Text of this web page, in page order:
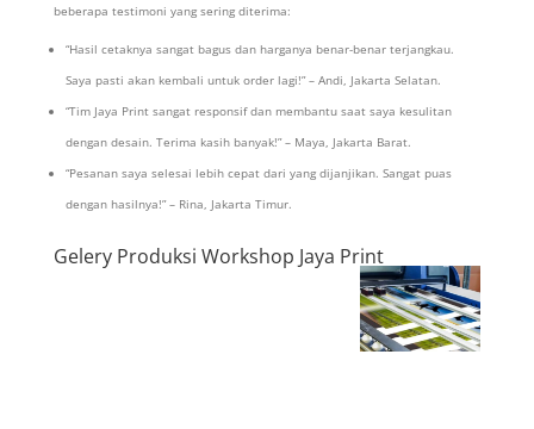
beberapa testimoni yang sering diterima:
“Hasil cetaknya sangat bagus dan harganya benar-benar terjangkau.
Saya pasti akan kembali untuk order lagi!” – Andi, Jakarta Selatan.
“Tim Jaya Print sangat responsif dan membantu saat saya kesulitan
dengan desain. Terima kasih banyak!” – Maya, Jakarta Barat.
“Pesanan saya selesai lebih cepat dari yang dijanjikan. Sangat puas
dengan hasilnya!” – Rina, Jakarta Timur.
Gelery Produksi Workshop Jaya Print